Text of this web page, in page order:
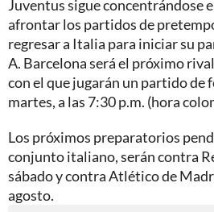
Juventus sigue concentrándose
afrontar los partidos de
regresar a Italia para iniciar su
A. Barcelona será el próximo
con el que jugarán un partido de
martes, a las 7:30 p.m. (hora
Los próximos preparatorios
conjunto italiano, serán contra
sábado y contra Atlético de
agosto.